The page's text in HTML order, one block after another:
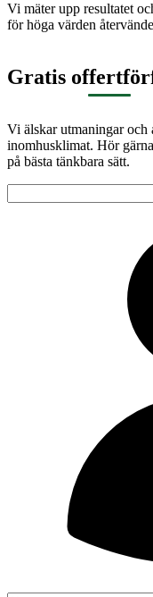
Vi mäter upp resultatet
för höga värden
Gratis
Vi älskar utmaningar och
inomhusklimat. Hör
på bästa tänkbara sätt.